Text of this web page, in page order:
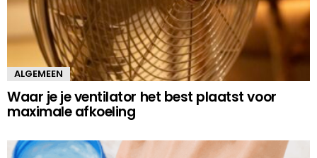
ALGEMEEN
Waar je je ventilator het best plaatst voor
maximale afkoeling